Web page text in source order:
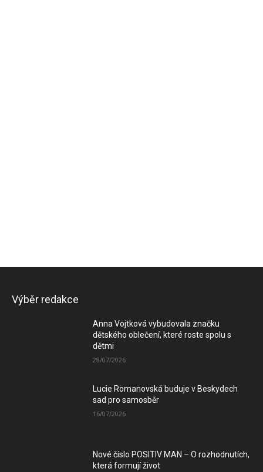
Výběr redakce
Anna Vojtková vybudovala značku
dětského oblečení, které roste spolu s
dětmi
28/07/2026
Lucie Romanovská buduje v Beskydech
sad pro samosběr
16/07/2026
Nové číslo POSITIV MAN – O rozhodnutích,
která formují život